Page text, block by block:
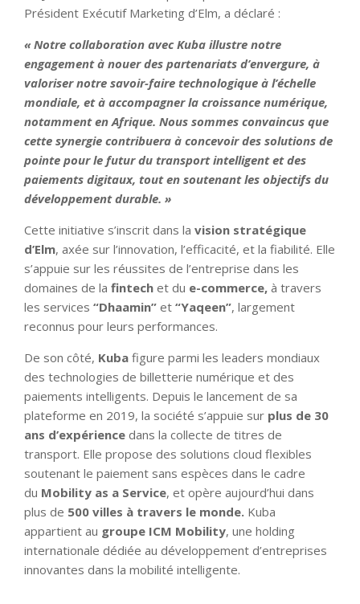
Président Exécutif Marketing d’Elm, a déclaré :
« Notre collaboration avec Kuba illustre notre
engagement à nouer des partenariats d’envergure, à
valoriser notre savoir-faire technologique à l’échelle
mondiale, et à accompagner la croissance numérique,
notamment en Afrique. Nous sommes convaincus que
cette synergie contribuera à concevoir des solutions de
pointe pour le futur du transport intelligent et des
paiements digitaux, tout en soutenant les objectifs du
développement durable. »
Cette initiative s’inscrit dans la vision stratégique
d’Elm, axée sur l’innovation, l’efficacité, et la fiabilité. Elle
s’appuie sur les réussites de l’entreprise dans les
domaines de la fintech et du e-commerce, à travers
les services “Dhaamin” et “Yaqeen”, largement
reconnus pour leurs performances.
De son côté, Kuba figure parmi les leaders mondiaux
des technologies de billetterie numérique et des
paiements intelligents. Depuis le lancement de sa
plateforme en 2019, la société s’appuie sur plus de 30
ans d’expérience dans la collecte de titres de
transport. Elle propose des solutions cloud flexibles
soutenant le paiement sans espèces dans le cadre
du Mobility as a Service, et opère aujourd’hui dans
plus de 500 villes à travers le monde. Kuba
appartient au groupe ICM Mobility, une holding
internationale dédiée au développement d’entreprises
innovantes dans la mobilité intelligente.